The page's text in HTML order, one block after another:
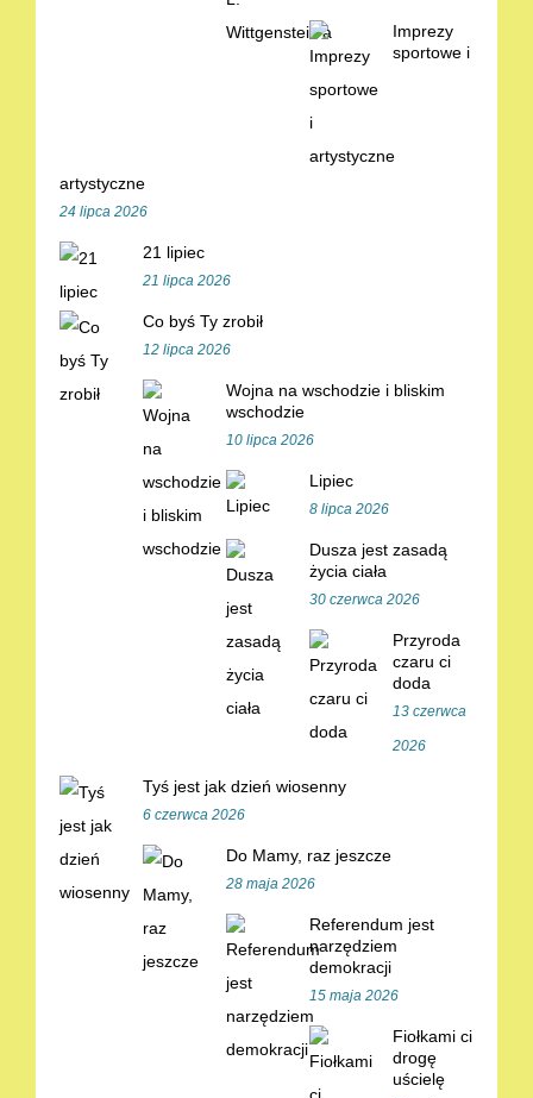
Imprezy
sportowe i
artystyczne
24 lipca 2026
21 lipiec
21 lipca 2026
Co byś Ty zrobił
12 lipca 2026
Wojna na wschodzie i bliskim
wschodzie
10 lipca 2026
Lipiec
8 lipca 2026
Dusza jest zasadą
życia ciała
30 czerwca 2026
Przyroda
czaru ci
doda
13 czerwca
2026
Tyś jest jak dzień wiosenny
6 czerwca 2026
Do Mamy, raz jeszcze
28 maja 2026
Referendum jest
narzędziem
demokracji
15 maja 2026
Fiołkami ci
drogę
uścielę